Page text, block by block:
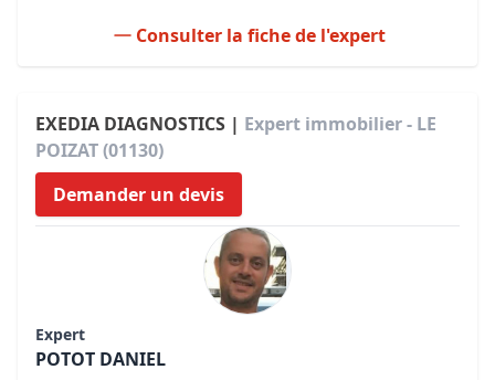
Consulter la fiche de l'expert
EXEDIA DIAGNOSTICS | Expert immobilier - LE
POIZAT (01130)
Demander un devis
Expert
POTOT DANIEL